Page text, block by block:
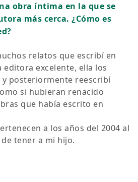
obra íntima en la que se
más cerca. ¿Cómo es
relatos que escribí en
editora excelente, ella los
posteriormente reescribí
si hubieran renacido
que había escrito en
a los años del 2004 al
tener a mi hijo.